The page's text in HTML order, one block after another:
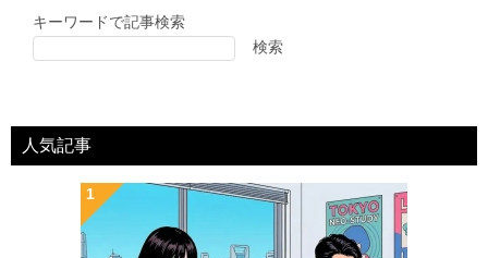
キーワードで記事検索
検索
人気記事